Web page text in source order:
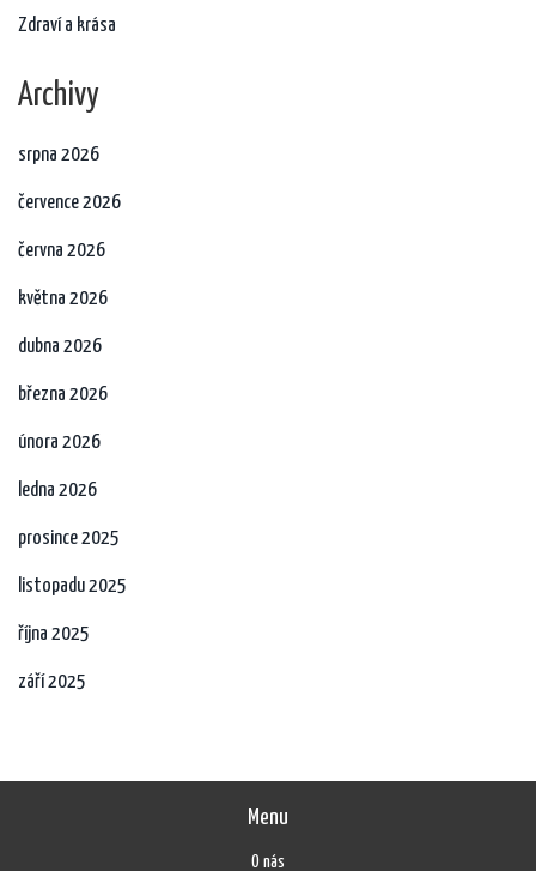
Zdraví a krása
Archivy
srpna 2026
července 2026
června 2026
května 2026
dubna 2026
března 2026
února 2026
ledna 2026
prosince 2025
listopadu 2025
října 2025
září 2025
Menu
O nás